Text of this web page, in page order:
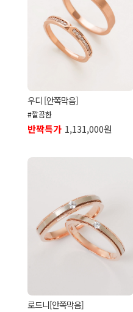
우디 [안쪽막음]
#깔끔한
반짝특가 1,131,000원
로드니[안쪽막음]